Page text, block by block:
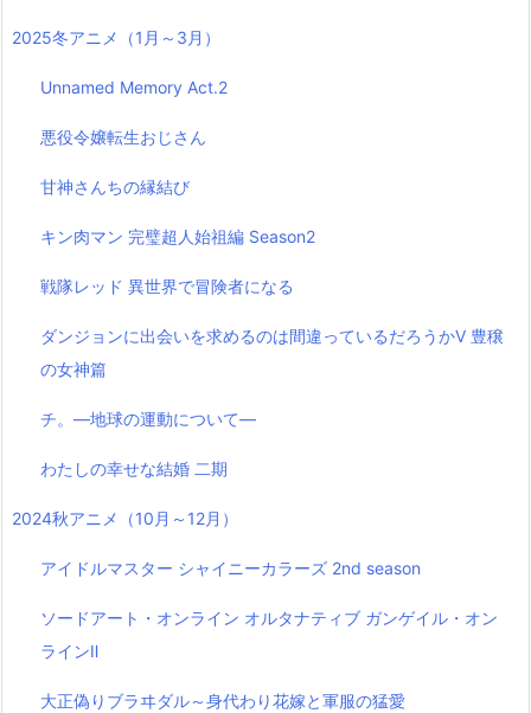
2025冬アニメ（1月～3月）
Unnamed Memory Act.2
悪役令嬢転生おじさん
甘神さんちの縁結び
キン肉マン 完璧超人始祖編 Season2
戦隊レッド 異世界で冒険者になる
ダンジョンに出会いを求めるのは間違っているだろうかⅤ 豊穣
の女神篇
チ。―地球の運動について―
わたしの幸せな結婚 二期
2024秋アニメ（10月～12月）
アイドルマスター シャイニーカラーズ 2nd season
ソードアート・オンライン オルタナティブ ガンゲイル・オン
ラインⅡ
大正偽りブラヰダル～身代わり花嫁と軍服の猛愛